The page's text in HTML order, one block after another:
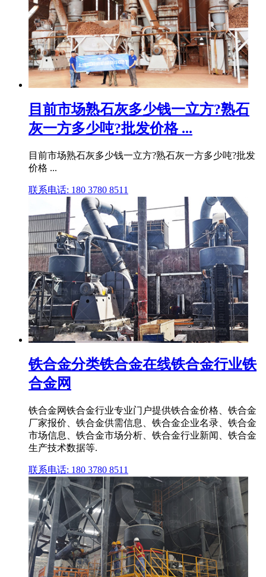
目前市场熟石灰多少钱一立方?熟石
灰一方多少吨?批发价格 ...
目前市场熟石灰多少钱一立方?熟石灰一方多少吨?批发
价格 ...
联系电话: 180 3780 8511
铁合金分类铁合金在线铁合金行业铁
合金网
铁合金网铁合金行业专业门户提供铁合金价格、铁合金
厂家报价、铁合金供需信息、铁合金企业名录、铁合金
市场信息、铁合金市场分析、铁合金行业新闻、铁合金
生产技术数据等.
联系电话: 180 3780 8511